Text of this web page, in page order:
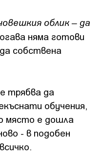
облик – да
няма готови
собствена
трябва да
обучения,
място е дошла
- в подобен